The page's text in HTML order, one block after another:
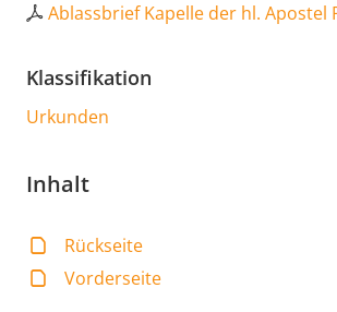
Ablassbrief Kapelle der hl. Apostel
Klassifikation
Urkunden
Inhalt
Rückseite
Vorderseite